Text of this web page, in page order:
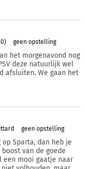
geen opstelling
het morgenavond nog
deze natuurlijk wel
afsluiten. We gaan het
geen opstelling
Sparta, dan heb je
van de goede
een mooi gaatje naar